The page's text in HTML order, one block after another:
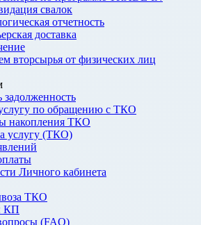
свалок
отчетность
доставка
вторсырья от физических лиц
задолженность
по обращению с ТКО
накопления ТКО
услугу (ТКО)
Личного кабинета
ТКО
КП
(FAQ)